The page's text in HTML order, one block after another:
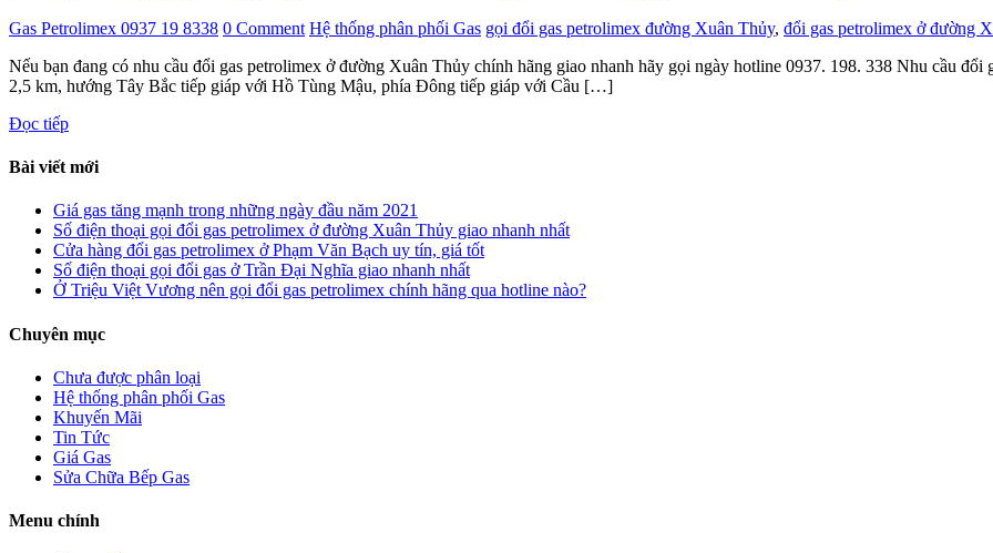
Gas Petrolimex 0937 19 8338 0 Comment Hệ thống phân phối Gas gọi đổi gas petrolimex đường Xuân Thủy, đổi gas petrolimex ở đường
Nếu bạn đang có nhu cầu đổi gas petrolimex ở đường Xuân Thủy chính hãng giao nhanh hãy gọi ngày hotline 0937. 198. 338 Nhu cầu
2,5 km, hướng Tây Bắc tiếp giáp với Hồ Tùng Mậu, phía Đông tiếp giáp với Cầu […]
Đọc tiếp
Bài viết mới
Giá gas tăng mạnh trong những ngày đầu năm 2021
Số điện thoại gọi đổi gas petrolimex ở đường Xuân Thủy giao nhanh nhất
Cửa hàng đổi gas petrolimex ở Phạm Văn Bạch uy tín, giá tốt
Số điện thoại gọi đổi gas ở Trần Đại Nghĩa giao nhanh nhất
Ở Triệu Việt Vương nên gọi đổi gas petrolimex chính hãng qua hotline nào?
Chuyên mục
Chưa được phân loại
Hệ thống phân phối Gas
Khuyến Mãi
Tin Tức
Giá Gas
Sửa Chữa Bếp Gas
Menu chính